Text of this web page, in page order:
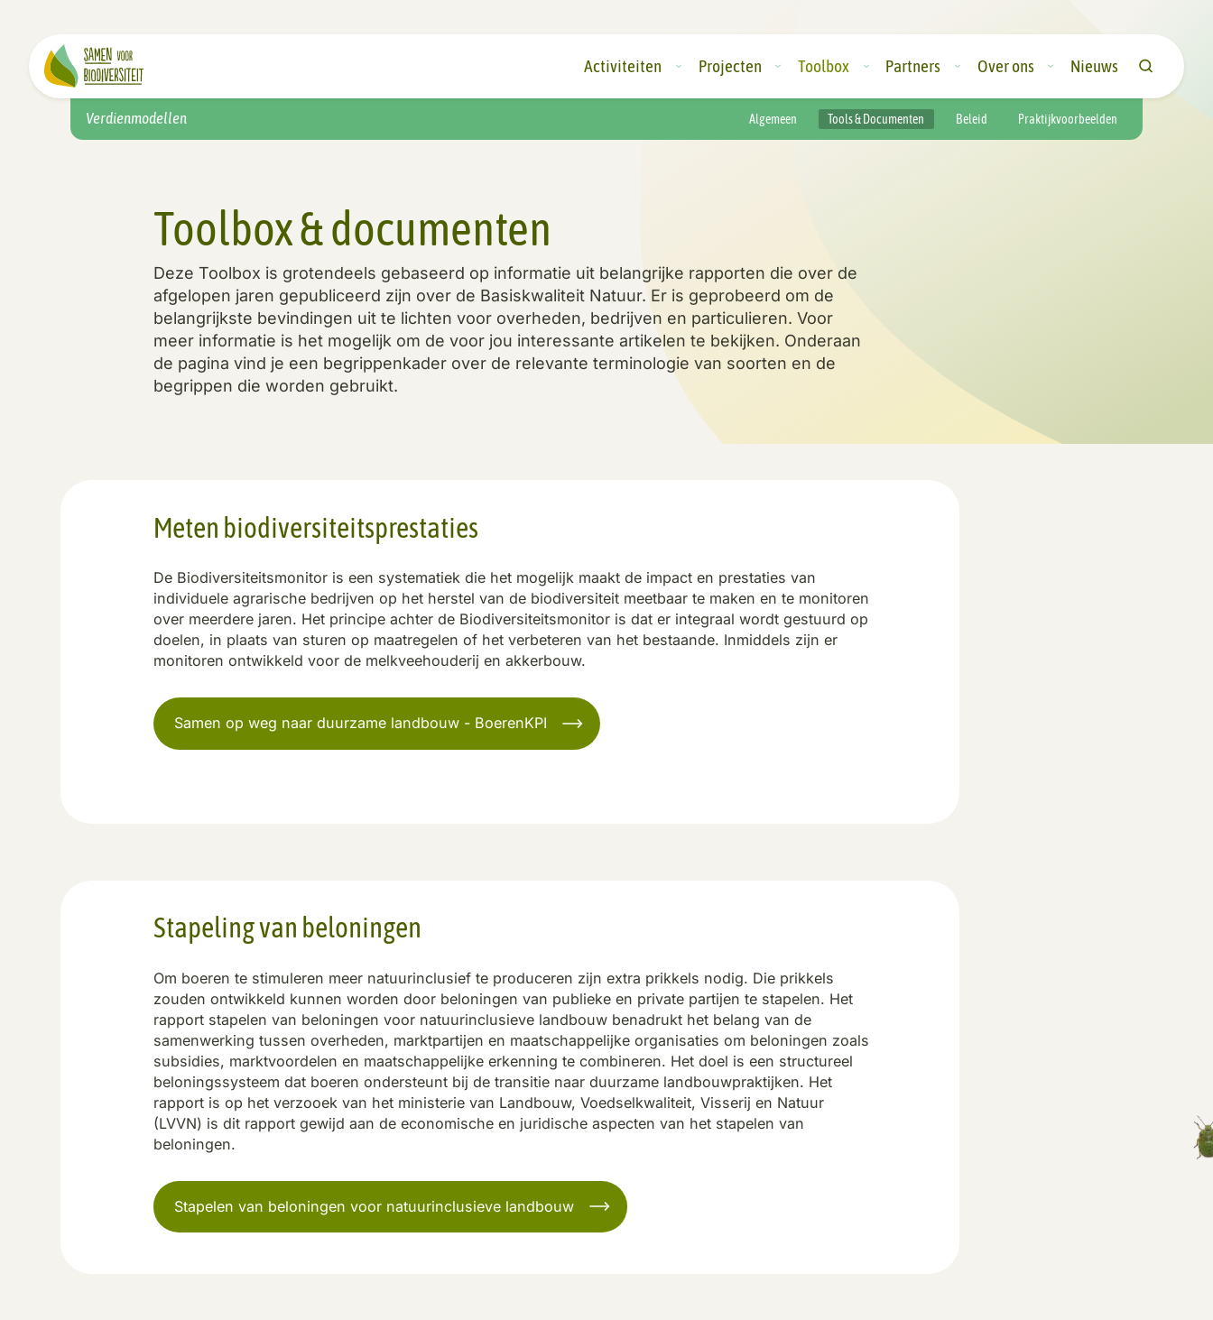
Activiteiten Projecten Toolbox Partners Over ons Nieuws
Verdienmodellen Algemeen Tools & Documenten Beleid Praktijkvoorbeelden
Toolbox & documenten
Deze Toolbox is grotendeels gebaseerd op informatie uit belangrijke rapporten die over de
afgelopen jaren gepubliceerd zijn over de Basiskwaliteit Natuur. Er is geprobeerd om de
belangrijkste bevindingen uit te lichten voor overheden, bedrijven en particulieren. Voor
meer informatie is het mogelijk om de voor jou interessante artikelen te bekijken. Onderaan
de pagina vind je een begrippenkader over de relevante terminologie van soorten en de
begrippen die worden gebruikt.
Meten biodiversiteitsprestaties
De Biodiversiteitsmonitor is een systematiek die het mogelijk maakt de impact en prestaties van
individuele agrarische bedrijven op het herstel van de biodiversiteit meetbaar te maken en te monitoren
over meerdere jaren. Het principe achter de Biodiversiteitsmonitor is dat er integraal wordt gestuurd op
doelen, in plaats van sturen op maatregelen of het verbeteren van het bestaande. Inmiddels zijn er
monitoren ontwikkeld voor de melkveehouderij en akkerbouw.
Samen op weg naar duurzame landbouw - BoerenKPI
Stapeling van beloningen
Om boeren te stimuleren meer natuurinclusief te produceren zijn extra prikkels nodig. Die prikkels
zouden ontwikkeld kunnen worden door beloningen van publieke en private partijen te stapelen. Het
rapport stapelen van beloningen voor natuurinclusieve landbouw benadrukt het belang van de
samenwerking tussen overheden, marktpartijen en maatschappelijke organisaties om beloningen zoals
subsidies, marktvoordelen en maatschappelijke erkenning te combineren. Het doel is een structureel
beloningssysteem dat boeren ondersteunt bij de transitie naar duurzame landbouwpraktijken. Het
rapport is op het verzooek van het ministerie van Landbouw, Voedselkwaliteit, Visserij en Natuur
(LVVN) is dit rapport gewijd aan de economische en juridische aspecten van het stapelen van
beloningen.
Stapelen van beloningen voor natuurinclusieve landbouw